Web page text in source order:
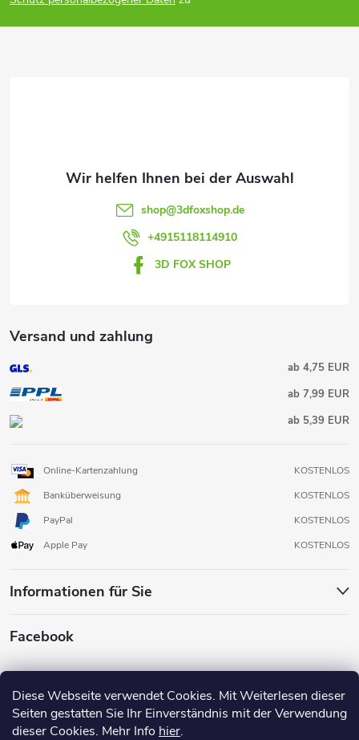
Diese Webseite verwendet Cookies. Mit Weiterlesen dieser
Seiten gestatten Sie Ihr Einverständnis mit der Verwendung
dieser Cookies. Mehr Info hier.
Versand und zahlung
ab 4,75 EUR
ab 7,99 EUR
ab 5,39 EUR
Online-Kartenzahlung
KOSTENLOS
Banküberweisung
KOSTENLOS
PayPal
KOSTENLOS
Apple Pay
KOSTENLOS
Informationen für Sie
Facebook
shop@3dfoxshop.de
+4915118114910
3D FOX SHOP